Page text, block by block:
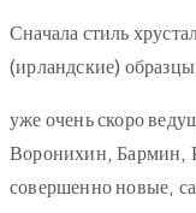
Сначала стиль
(ирландские)
уже очень скоро
Воронихин, Бармин,
совершенно новые,